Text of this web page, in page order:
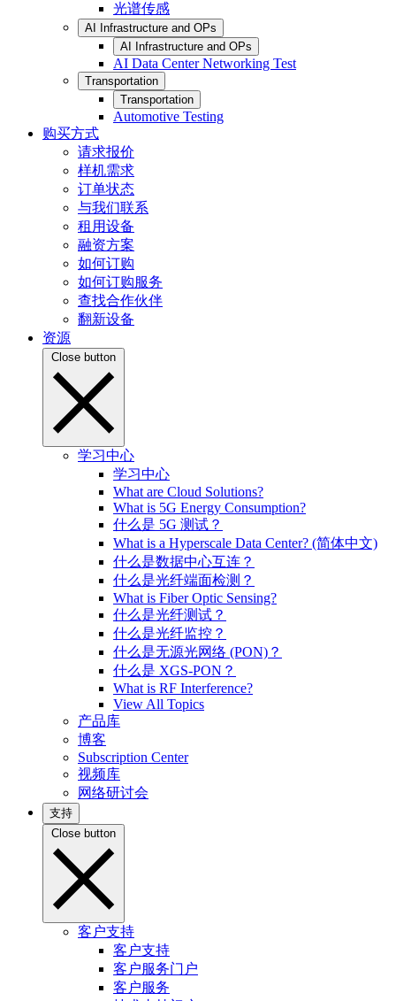
光谱传感
AI Infrastructure and OPs
AI Infrastructure and OPs
AI Data Center Networking Test
Transportation
Transportation
Automotive Testing
购买方式
请求报价
样机需求
订单状态
与我们联系
租用设备
融资方案
如何订购
如何订购服务
查找合作伙伴
翻新设备
资源
Close button
学习中心
学习中心
What are Cloud Solutions?
What is 5G Energy Consumption?
什么是 5G 测试？
What is a Hyperscale Data Center? (简体中文)
什么是数据中心互连？
什么是光纤端面检测？
What is Fiber Optic Sensing?
什么是光纤测试？
什么是光纤监控？
什么是无源光网络 (PON)？
什么是 XGS-PON？
What is RF Interference?
View All Topics
产品库
博客
Subscription Center
视频库
网络研讨会
支持
Close button
客户支持
客户支持
客户服务门户
客户服务